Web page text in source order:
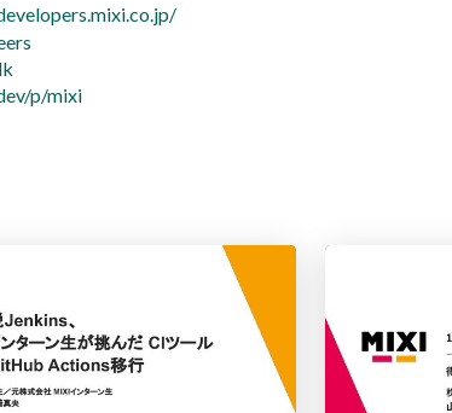
p/mixi